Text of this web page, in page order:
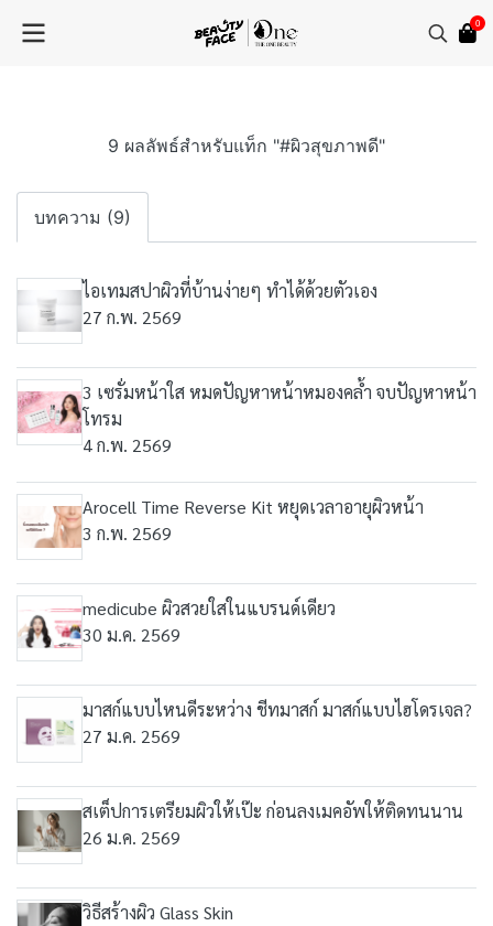
0
9 ผลลัพธ์สำหรับแท็ก "#ผิวสุขภาพดี"
บทความ (9)
ไอเทมสปาผิวที่บ้านง่ายๆ ทำได้ด้วยตัวเอง
27 ก.พ. 2569
3 เซรั่มหน้าใส หมดปัญหาหน้าหมองคล้ำ จบปัญหาหน้า
โทรม
4 ก.พ. 2569
Arocell Time Reverse Kit หยุดเวลาอายุผิวหน้า
3 ก.พ. 2569
medicube ผิวสวยใสในแบรนด์เดียว
30 ม.ค. 2569
มาสก์แบบไหนดีระหว่าง ชีทมาสก์ มาสก์แบบไฮโดรเจล?
27 ม.ค. 2569
สเต็ปการเตรียมผิวให้เป๊ะ ก่อนลงเมคอัพให้ติดทนนาน
26 ม.ค. 2569
วิธีสร้างผิว Glass Skin